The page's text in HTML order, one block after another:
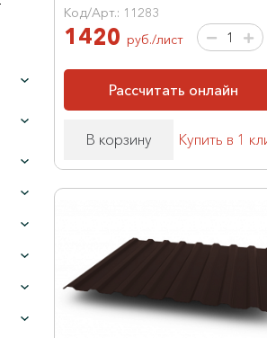
Код/Арт.: 11283
1420 руб./лист
Рассчитать онлайн
В корзину Купить в 1